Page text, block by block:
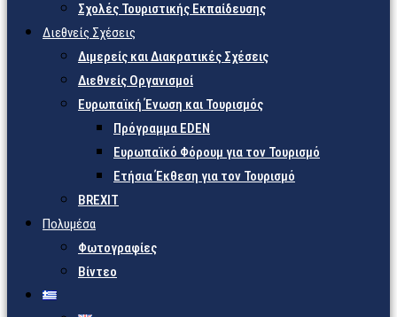
Σχολές Τουριστικής Εκπαίδευσης
Διεθνείς Σχέσεις
Διμερείς και Διακρατικές Σχέσεις
Διεθνείς Οργανισμοί
Ευρωπαϊκή Ένωση και Τουρισμός
Πρόγραμμα EDEN
Ευρωπαϊκό Φόρουμ για τον Τουρισμό
Ετήσια Έκθεση για τον Τουρισμό
BREXIT
Πολυμέσα
Φωτογραφίες
Βίντεο